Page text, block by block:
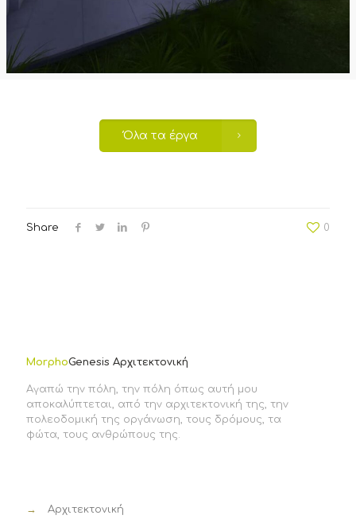
Όλα τα έργα
Share 0
MorphoGenesis Αρχιτεκτονική
Αγαπώ την πόλη, την πόλη όπως αυτή μου
αποκαλύπτεται, από την αρχιτεκτονική της, την
πολεοδομική της οργάνωση, τους δρόμους, τα
φώτα, τους ανθρώπους της.
→ Αρχιτεκτονική